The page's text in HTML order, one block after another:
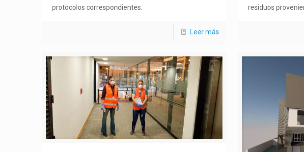
protocolos correspondientes.
Leer más
residuos